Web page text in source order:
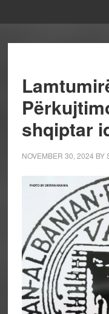
shqiptar
NOVEMBER 30, 2024 BY